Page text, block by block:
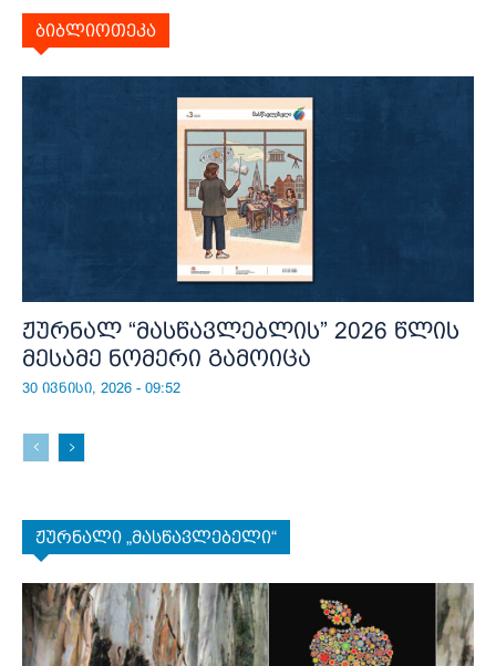
ბიბლიოთეკა
ჟურნალ “მასწავლებლის” 2026 წლის
მესამე ნომერი გამოიცა
30 ივნისი, 2026 - 09:52
ჟურნალი „მასწავლებელი“